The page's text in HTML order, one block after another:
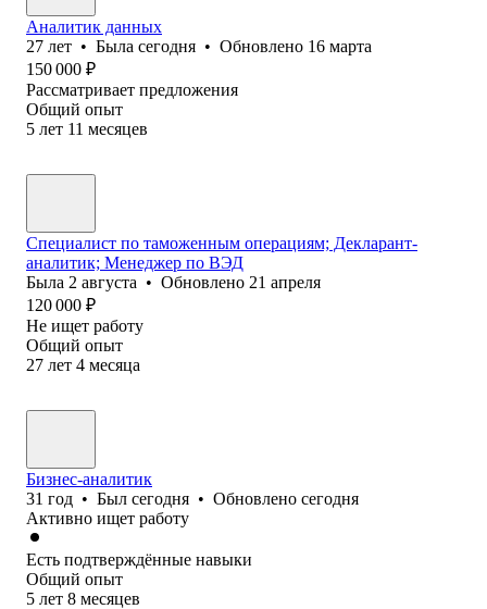
Аналитик данных
27 лет • Была сегодня • Обновлено 16 марта
150 000 ₽
Рассматривает предложения
Общий опыт
5 лет 11 месяцев
Специалист по таможенным операциям; Декларант-
аналитик; Менеджер по ВЭД
Была 2 августа • Обновлено 21 апреля
120 000 ₽
Не ищет работу
Общий опыт
27 лет 4 месяца
Бизнес-аналитик
31 год • Был сегодня • Обновлено сегодня
Активно ищет работу
Есть подтверждённые навыки
Общий опыт
5 лет 8 месяцев